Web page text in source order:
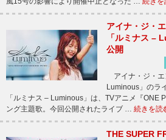
アイナ・ジ・
「ルミナス –
公開
アイナ・ジ・エ
Luminous」の
「ルミナス – Luminous」は、TVアニメ『ONE
ング主題歌。今回公開されたライブ … 続きを読
THE SUPER